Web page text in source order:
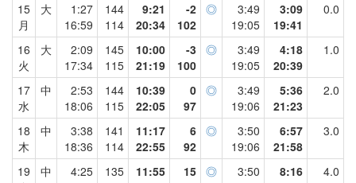
15
月
大
1:27
16:59
144
114
9:21
20:34
-2
102
◎
3:49
19:05
3:09
19:41
0.0
16
火
大
2:09
17:34
145
115
10:00
21:19
-3
100
◎
3:49
19:05
4:18
20:39
1.0
17
水
中
2:53
18:06
144
115
10:39
22:05
0
97
◎
3:49
19:06
5:36
21:23
2.0
18
木
中
3:38
18:36
141
114
11:17
22:55
6
92
◎
3:50
19:06
6:57
21:58
3.0
19
中
4:25
135
11:55
15 ◎
3:50
8:16
4.0